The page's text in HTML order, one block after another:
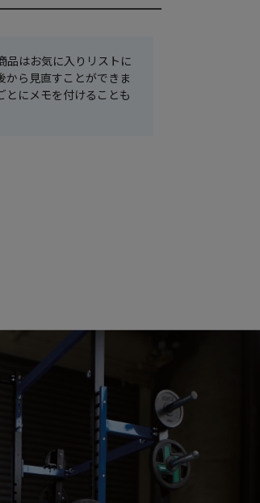
品はお気に入りリストに
から見直すことができま
とにメモを付けることも